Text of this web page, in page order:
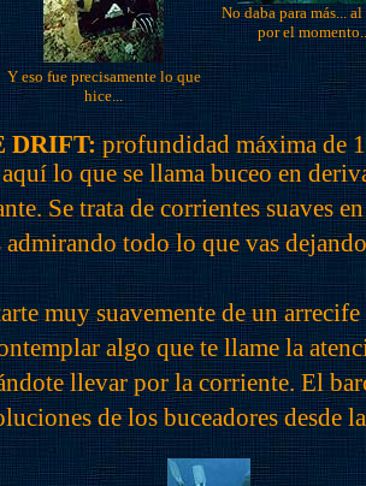
Y eso fue precisamente lo que
hice...
No daba para más... al
por el
DRIFT:profundidad máxima de
lo que se llama buceo en
Se trata de corrientes suaves
admirando todo lo que vas
muy suavemente de un
algo que te llame la
llevar por la corriente. El
de los buceadores desde